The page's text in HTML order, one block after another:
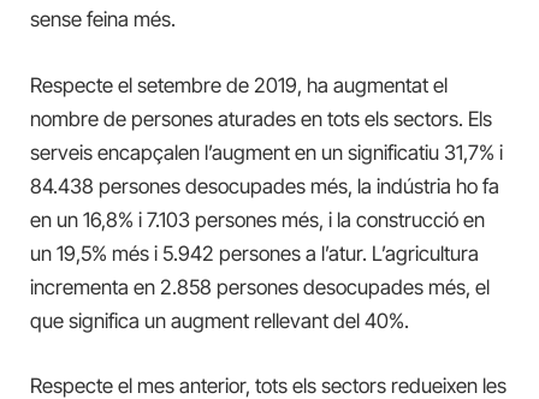
sense feina més.
Respecte el setembre de 2019, ha augmentat el
nombre de persones aturades en tots els sectors. Els
serveis encapçalen l’augment en un significatiu 31,7% i
84.438 persones desocupades més, la indústria ho fa
en un 16,8% i 7.103 persones més, i la construcció en
un 19,5% més i 5.942 persones a l’atur. L’agricultura
incrementa en 2.858 persones desocupades més, el
que significa un augment rellevant del 40%.
Respecte el mes anterior, tots els sectors redueixen les